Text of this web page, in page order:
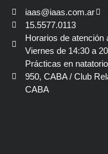
iaas@iaas.com.ar
15.5577.0113
Horarios de atención
Viernes de 14:30 a
Prácticas en
950, CABA / Club
CABA